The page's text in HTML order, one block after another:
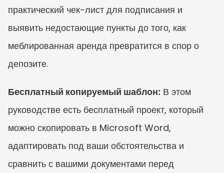
практический чек-лист для подписания и
выявить недостающие пункты до того, как
меблированная аренда превратится в спор о
депозите.
Бесплатный копируемый шаблон: В этом
руководстве есть бесплатный проект, который
можно скопировать в Microsoft Word,
адаптировать под ваши обстоятельства и
сравнить с вашими документами перед